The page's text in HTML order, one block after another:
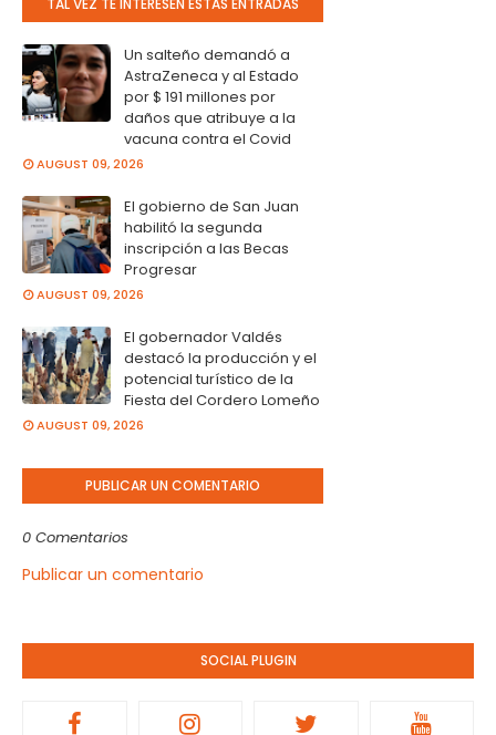
TAL VEZ TE INTERESEN ESTAS ENTRADAS
Un salteño demandó a
AstraZeneca y al Estado
por $ 191 millones por
daños que atribuye a la
vacuna contra el Covid
AUGUST 09, 2026
El gobierno de San Juan
habilitó la segunda
inscripción a las Becas
Progresar
AUGUST 09, 2026
El gobernador Valdés
destacó la producción y el
potencial turístico de la
Fiesta del Cordero Lomeño
AUGUST 09, 2026
PUBLICAR UN COMENTARIO
0 Comentarios
Publicar un comentario
SOCIAL PLUGIN